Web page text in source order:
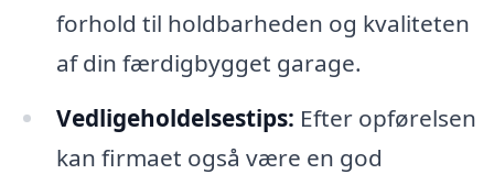
forhold til holdbarheden og kvaliteten
af din færdigbygget garage.
Vedligeholdelsestips: Efter opførelsen
kan firmaet også være en god